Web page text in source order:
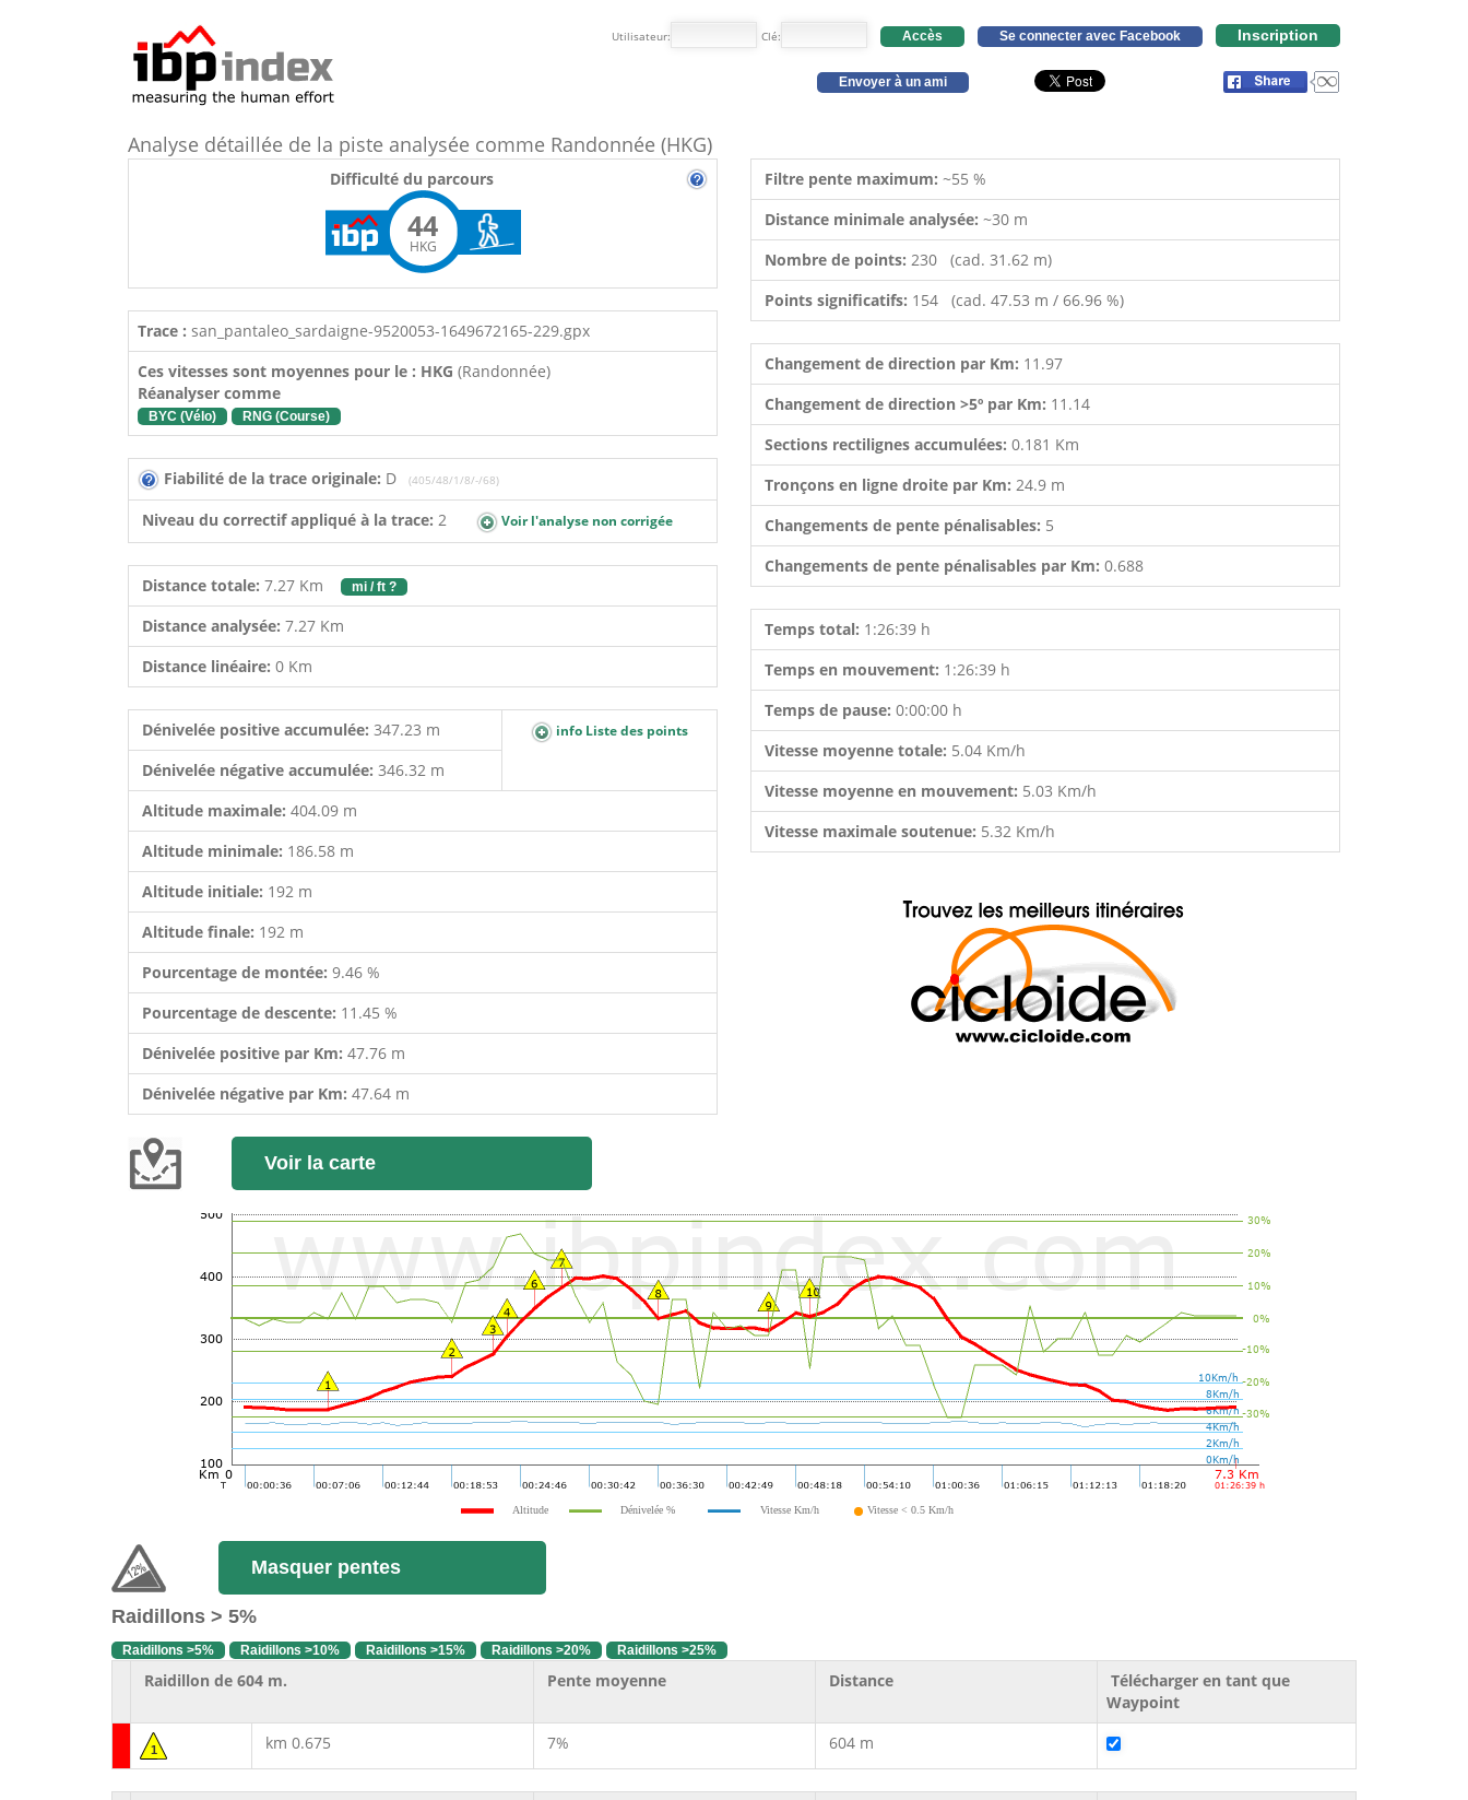
Utilisateur: Clé: Accès Se connecter avec Facebook Inscription
Envoyer à un ami
Analyse détaillée de la piste analysée comme Randonnée (HKG)
Difficulté du parcours
44
HKG
Trace : san_pantaleo_sardaigne-9520053-1649672165-229.gpx
Ces vitesses sont moyennes pour le : HKG (Randonnée)
Réanalyser comme
BYC (Vélo) RNG (Course)
Fiabilité de la trace originale: D (405/48/1/8/-/68)
Niveau du correctif appliqué à la trace: 2 Voir l'analyse non corrigée
Distance totale: 7.27 Km mi / ft ?
Distance analysée: 7.27 Km
Distance linéaire: 0 Km
Dénivelée positive accumulée: 347.23 m info Liste des points
Dénivelée négative accumulée: 346.32 m
Altitude maximale: 404.09 m
Altitude minimale: 186.58 m
Altitude initiale: 192 m
Altitude finale: 192 m
Pourcentage de montée: 9.46 %
Pourcentage de descente: 11.45 %
Dénivelée positive par Km: 47.76 m
Dénivelée négative par Km: 47.64 m
Filtre pente maximum: ~55 %
Distance minimale analysée: ~30 m
Nombre de points: 230 (cad. 31.62 m)
Points significatifs: 154 (cad. 47.53 m / 66.96 %)
Changement de direction par Km: 11.97
Changement de direction >5º par Km: 11.14
Sections rectilignes accumulées: 0.181 Km
Tronçons en ligne droite par Km: 24.9 m
Changements de pente pénalisables: 5
Changements de pente pénalisables par Km: 0.688
Temps total: 1:26:39 h
Temps en mouvement: 1:26:39 h
Temps de pause: 0:00:00 h
Vitesse moyenne totale: 5.04 Km/h
Vitesse moyenne en mouvement: 5.03 Km/h
Vitesse maximale soutenue: 5.32 Km/h
Voir la carte
Altitude Dénivelée % Vitesse Km/h Vitesse < 0.5 Km/h
Masquer pentes
Raidillons > 5%
Raidillons >5% Raidillons >10% Raidillons >15% Raidillons >20% Raidillons >25%
Raidillon de 604 m. Pente moyenne Distance
Télécharger en tant que
Waypoint
1 km 0.675 7% 604 m